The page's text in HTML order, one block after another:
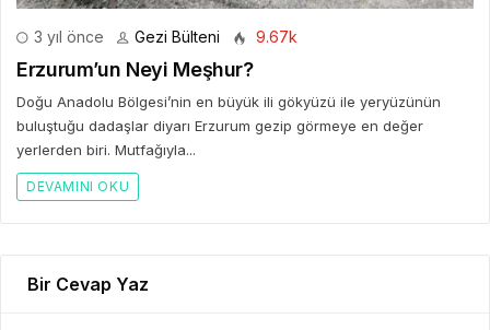
3 yıl önce Gezi Bülteni 9.67k
Erzurum’un Neyi Meşhur?
Doğu Anadolu Bölgesi’nin en büyük ili gökyüzü ile yeryüzünün
buluştuğu dadaşlar diyarı Erzurum gezip görmeye en değer
yerlerden biri. Mutfağıyla...
DEVAMINI OKU
Bir Cevap Yaz